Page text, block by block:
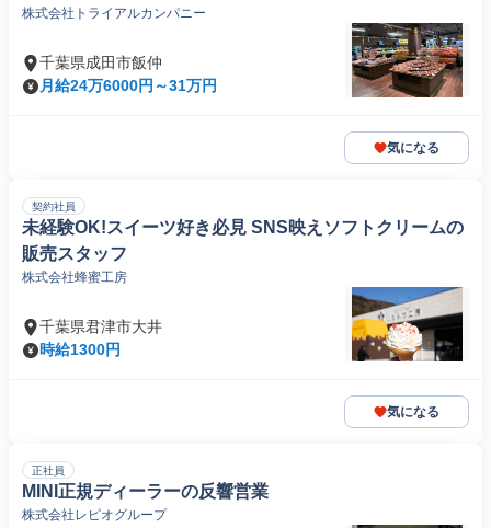
株式会社トライアルカンパニー
千葉県成田市飯仲
月給24万6000円～31万円
気になる
契約社員
未経験OK!スイーツ好き必見 SNS映えソフトクリームの
販売スタッフ
株式会社蜂蜜工房
千葉県君津市大井
時給1300円
気になる
正社員
MINI正規ディーラーの反響営業
株式会社レピオグループ